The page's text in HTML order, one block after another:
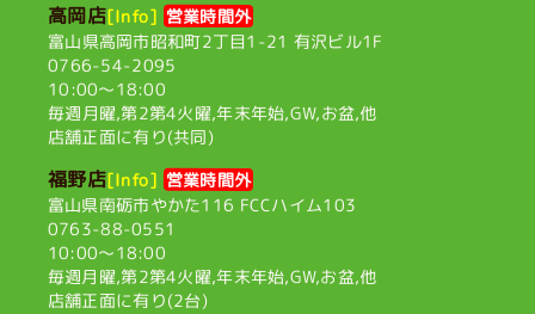
高岡店[Info] 営業時間外
富山県高岡市昭和町2丁目1-21 有沢ビル1F
0766-54-2095
10:00〜18:00
毎週月曜,第2第4火曜,年末年始,GW,お盆,他
店舗正面に有り(共同)
福野店[Info] 営業時間外
富山県南砺市やかた116 FCCハイム103
0763-88-0551
10:00〜18:00
毎週月曜,第2第4火曜,年末年始,GW,お盆,他
店舗正面に有り(2台)